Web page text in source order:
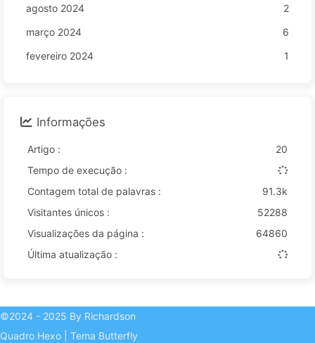
agosto 2024
2
março 2024
6
fevereiro 2024
1
Informações
Artigo :
20
Tempo de execução :
Contagem total de palavras :
91.3k
Visitantes únicos :
52288
Visualizações da página :
64860
Última atualização :
©2024 - 2025 By Richardson
Quadro Hexo Tema Butterfly